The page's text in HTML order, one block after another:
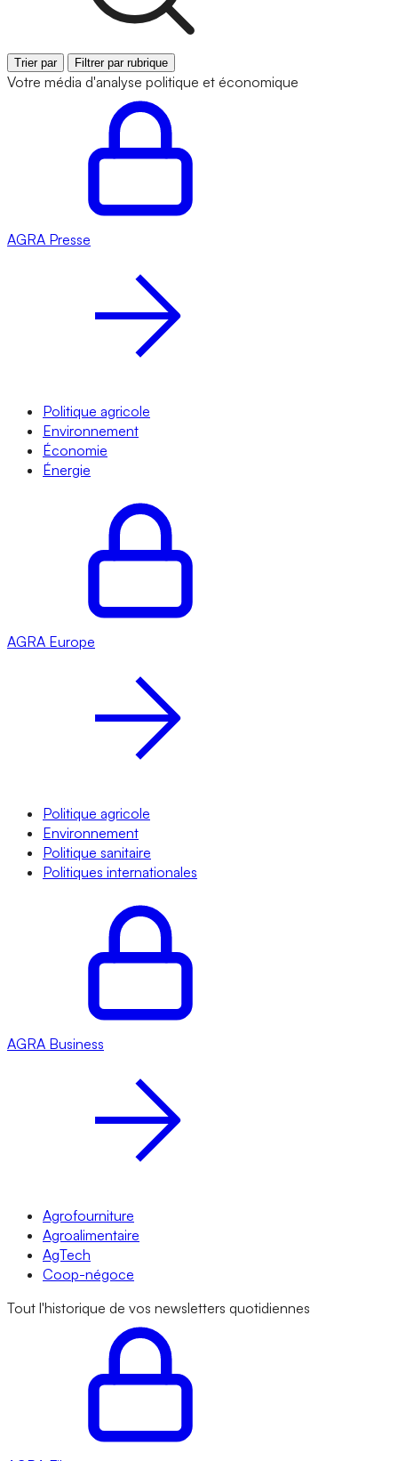
Trier par Filtrer par rubrique
Votre média d'analyse politique et économique
AGRA Presse
Politique agricole
Environnement
Économie
Énergie
AGRA Europe
Politique agricole
Environnement
Politique sanitaire
Politiques internationales
AGRA Business
Agrofourniture
Agroalimentaire
AgTech
Coop-négoce
Tout l'historique de vos newsletters quotidiennes